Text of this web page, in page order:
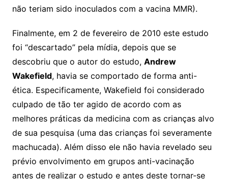
não teriam sido inoculados com a vacina MMR).
Finalmente, em 2 de fevereiro de 2010 este estudo
foi “descartado” pela mídia, depois que se
descobriu que o autor do estudo, Andrew
Wakefield, havia se comportado de forma anti-
ética. Especificamente, Wakefield foi considerado
culpado de tão ter agido de acordo com as
melhores práticas da medicina com as crianças alvo
de sua pesquisa (uma das crianças foi severamente
machucada). Além disso ele não havia revelado seu
prévio envolvimento em grupos anti-vacinação
antes de realizar o estudo e antes deste tornar-se